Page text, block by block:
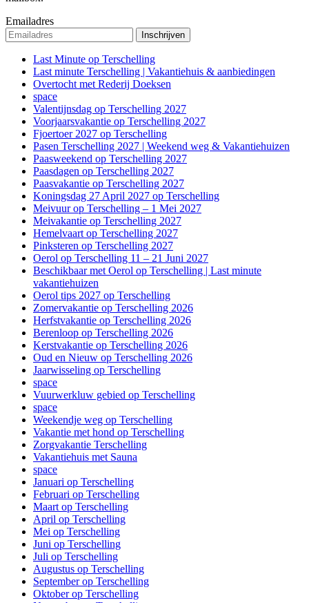
Emailadres
Last Minute op Terschelling
Last minute Terschelling | Vakantiehuis & aanbiedingen
Overtocht met Rederij Doeksen
space
Valentijnsdag op Terschelling 2027
Voorjaarsvakantie op Terschelling 2027
Fjoertoer 2027 op Terschelling
Pasen Terschelling 2027 | Weekend weg & Vakantiehuizen
Paasweekend op Terschelling 2027
Paasdagen op Terschelling 2027
Paasvakantie op Terschelling 2027
Koningsdag 27 April 2027 op Terschelling
Meivuur op Terschelling – 1 Mei 2027
Meivakantie op Terschelling 2027
Hemelvaart op Terschelling 2027
Pinksteren op Terschelling 2027
Oerol op Terschelling 11 – 21 Juni 2027
Beschikbaar met Oerol op Terschelling | Last minute
vakantiehuizen
Oerol tips 2027 op Terschelling
Zomervakantie op Terschelling 2026
Herfstvakantie op Terschelling 2026
Berenloop op Terschelling 2026
Kerstvakantie op Terschelling 2026
Oud en Nieuw op Terschelling 2026
Jaarwisseling op Terschelling
space
Vuurwerkluw gebied op Terschelling
space
Weekendje weg op Terschelling
Vakantie met hond op Terschelling
Zorgvakantie Terschelling
Vakantiehuis met Sauna
space
Januari op Terschelling
Februari op Terschelling
Maart op Terschelling
April op Terschelling
Mei op Terschelling
Juni op Terschelling
Juli op Terschelling
Augustus op Terschelling
September op Terschelling
Oktober op Terschelling